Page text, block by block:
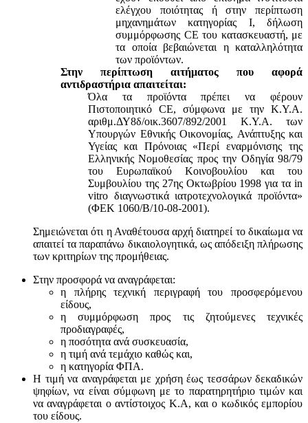
ελέγχου ποιότητας ή στην περίπτωση
μηχανημάτων κατηγορίας Ι, δήλωση
συμμόρφωσης CE του κατασκευαστή, με
τα οποία βεβαιώνεται η καταλληλότητα
των προϊόντων.
Στην περίπτωση αιτήματος που αφορά
αντιδραστήρια απαιτείται:
Όλα τα προϊόντα πρέπει να φέρουν
Πιστοποιητικό CE, σύμφωνα με την Κ.Υ.Α.
αριθμ.ΔΥ8δ/οικ.3607/892/2001 Κ.Υ.Α. των
Υπουργών Εθνικής Οικονομίας, Ανάπτυξης και
Υγείας και Πρόνοιας «Περί εναρμόνισης της
Ελληνικής Νομοθεσίας προς την Οδηγία 98/79
του Ευρωπαϊκού Κοινοβουλίου και του
Συμβουλίου της 27ης Οκτωβρίου 1998 για τα in
vitro διαγνωστικά ιατροτεχνολογικά προϊόντα»
(ΦΕΚ 1060/Β/10-08-2001).
Σημειώνεται ότι η Αναθέτουσα αρχή διατηρεί το δικαίωμα να
απαιτεί τα παραπάνω δικαιολογητικά, ως απόδειξη πλήρωσης
των κριτηρίων της προμήθειας.
Στην προσφορά να αναγράφεται:
η πλήρης τεχνική περιγραφή του προσφερόμενου
είδους,
η συμμόρφωση προς τις ζητούμενες τεχνικές
προδιαγραφές,
η ποσότητα ανά συσκευασία,
η τιμή ανά τεμάχιο καθώς και,
η κατηγορία ΦΠΑ.
Η τιμή να αναγράφεται με χρήση έως τεσσάρων δεκαδικών
ψηφίων, να είναι σύμφωνη με το παρατηρητήριο τιμών και
να αναγράφεται ο αντίστοιχος Κ.Α, και ο κωδικός εμπορίου
του είδους.